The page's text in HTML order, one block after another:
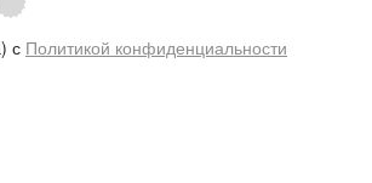
с Политикой конфиденциальности